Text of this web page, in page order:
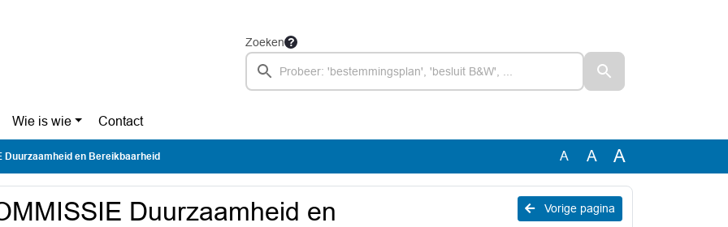
Zoeken
Wie is wie Contact
Duurzaamheid en Bereikbaarheid A A A
Vorige pagina
Duurzaamheid en